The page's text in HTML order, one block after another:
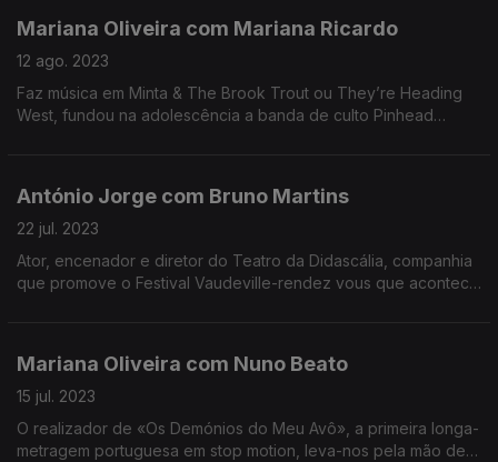
Mariana Oliveira com Mariana Ricardo
12 ago. 2023
Faz música em Minta & The Brook Trout ou They’re Heading
West, fundou na adolescência a banda de culto Pinhead
António Jorge com Bruno Martins
22 jul. 2023
Ator, encenador e diretor do Teatro da Didascália, companhia
que promove o Festival Vaudeville-rendez vous que acontece
Mariana Oliveira com Nuno Beato
15 jul. 2023
O realizador de «Os Demónios do Meu Avô», a primeira longa-
metragem portuguesa em stop motion, leva-nos pela mão de